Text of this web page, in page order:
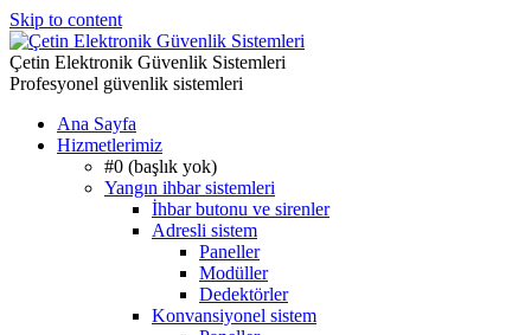
Skip to content
Çetin Elektronik Güvenlik Sistemleri
Profesyonel güvenlik sistemleri
Ana Sayfa
Hizmetlerimiz
#0 (başlık yok)
Yangın ihbar sistemleri
İhbar butonu ve sirenler
Adresli sistem
Paneller
Modüller
Dedektörler
Konvansiyonel sistem